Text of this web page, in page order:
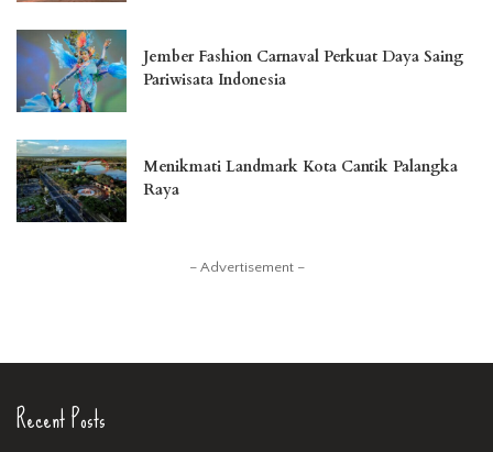
Jember Fashion Carnaval Perkuat Daya Saing
Pariwisata Indonesia
Menikmati Landmark Kota Cantik Palangka
Raya
– Advertisement –
Recent Posts